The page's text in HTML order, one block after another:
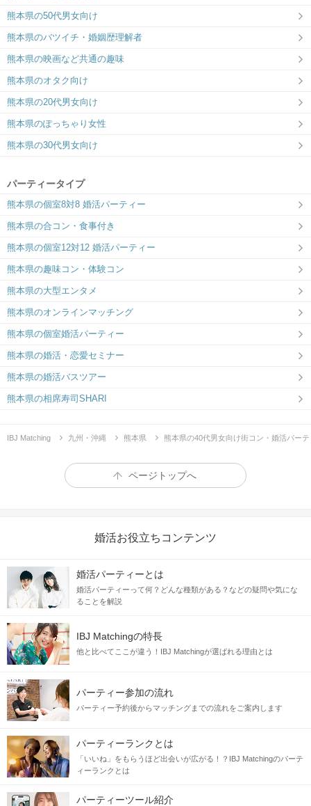
熊本県の50代男女向け
熊本県のバツイチ・婚姻歴理解者
熊本県の映画など共通の趣味
熊本県のオタク向け
熊本県の20代男女向け
熊本県のぽっちゃり女性
熊本県の30代男女向け
パーティータイプ
熊本県の個室8対8 婚活パーティー
熊本県の合コン・食事付き
熊本県の個室12対12 婚活パーティー
熊本県の趣味コン・体験コン
熊本県の大型エンタメ
熊本県のオンラインマッチング
熊本県の個室婚活パーティー
熊本県の婚活・恋愛セミナー
熊本県の婚活バスツアー
熊本県の相席寿司SHARI
IBJ Matching 九州・沖縄 熊本県 熊本県の40代男女向け街コン・婚活パー
ページトップへ
婚活お役立ちコンテンツ
婚活パーティーとは
婚活パーティーって何？どんな種類がある？などの疑問や気にな
ることを解説
IBJ Matchingの特長
他と比べてここが違う！IBJ Matchingが選ばれる理由とは
パーティー参加の流れ
パーティー予約後からマッチングまでの流れをご案内します
パーティーランクとは
「いいね」をもらうほど出会いが広がる！？IBJ Matchingのパーテ
ィーランクとは
パーティーツール紹介